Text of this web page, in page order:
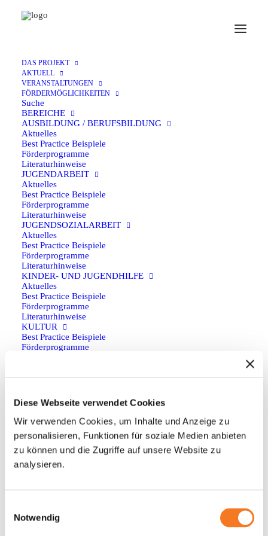
Diese Webseite verwendet Cookies
Wir verwenden Cookies, um Inhalte und Anzeige zu
personalisieren, Funktionen für soziale Medien anbieten
zu können und die Zugriffe auf unsere Website zu
analysieren.
Notwendig
DAS PROJEKT
AKTUELL
VERANSTALTUNGEN
FÖRDERMÖGLICHKEITEN
Suche
BEREICHE
AUSBILDUNG / BERUFSBILDUNG
Aktuelles
Best Practice Beispiele
Förderprogramme
Literaturhinweise
JUGENDARBEIT
Aktuelles
Best Practice Beispiele
Förderprogramme
Literaturhinweise
JUGENDSOZIALARBEIT
Aktuelles
Best Practice Beispiele
Förderprogramme
Literaturhinweise
KINDER- UND JUGENDHILFE
Aktuelles
Best Practice Beispiele
Förderprogramme
Literaturhinweise
KULTUR
Best Practice Beispiele
Förderprogramme
Förderprogramme
Literaturhinweise
SPORT
Förderprogramme
Literaturhinweise
PROGRAMMARTEN
BEGEGNUNG
Förderprogramme
EU· 23. Januar 2025
Deutsch-Französisches
Jugendwerk
Informationen zu den Programmen und
Fördermöglichkeiten des Deutsch-Französischen
Jugendwerks finden sie unter folgendem
Zurück
Kontakt
T. +49 (0) 209 155 10 0
Anfahrt
Anfahrt auf Google Maps planen